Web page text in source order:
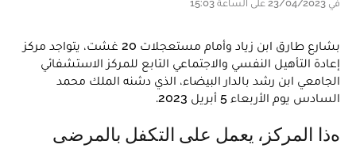
في 23/04/2023 على الساعة 15:03
بشارع طارق ابن زياد وأمام مستعجلات 20 غشت، يتواجد مركز
إعادة التأهيل النفسي والاجتماعي التابع للمركز الاستشفائي
الجامعي ابن رشد بالدار البيضاء، الذي دشنه الملك محمد
السادس يوم الأربعاء 5 أبريل 2023.
هذا المركز، يعمل على التكفل بالمرضى